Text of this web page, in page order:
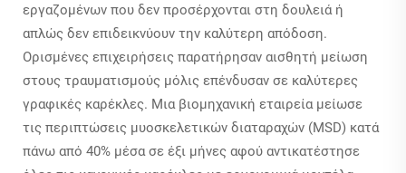
εργαζομένων που δεν προσέρχονται στη δουλειά ή
απλώς δεν επιδεικνύουν την καλύτερη απόδοση.
Ορισμένες επιχειρήσεις παρατήρησαν αισθητή μείωση
στους τραυματισμούς μόλις επένδυσαν σε καλύτερες
γραφικές καρέκλες. Μια βιομηχανική εταιρεία μείωσε
τις περιπτώσεις μυοσκελετικών διαταραχών (MSD) κατά
πάνω από 40% μέσα σε έξι μήνες αφού αντικατέστησε